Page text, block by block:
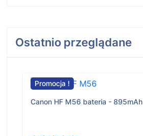
Ostatnio przeglądane
Promocja !
Canon HF M56 bateria - 895mAh